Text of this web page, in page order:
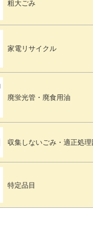
粗大ごみ
家電リサイクル
廃蛍光管・廃食用油
収集しないごみ・適正処
特定品目